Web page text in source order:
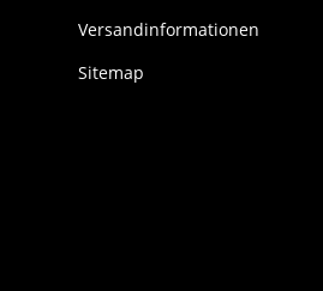
Versandinformationen
Sitemap